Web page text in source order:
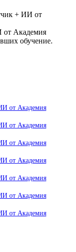
+ ИИ от
от Академия
обучение.
от Академия
от Академия
от Академия
от Академия
от Академия
от Академия
от Академия